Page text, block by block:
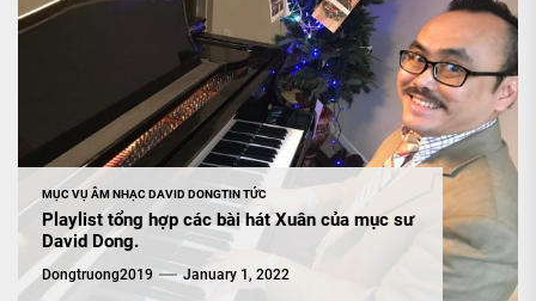
THRU
MỤC VỤ ÂM NHẠC DAVID DONGTIN TỨC
Playlist tổng hợp các bài hát Xuân của mục sư
David Dong.
Dongtruong2019 January 1, 2022